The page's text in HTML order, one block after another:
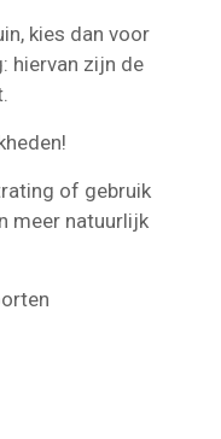
kies dan voor
hiervan zijn de
of gebruik
meer natuurlijk